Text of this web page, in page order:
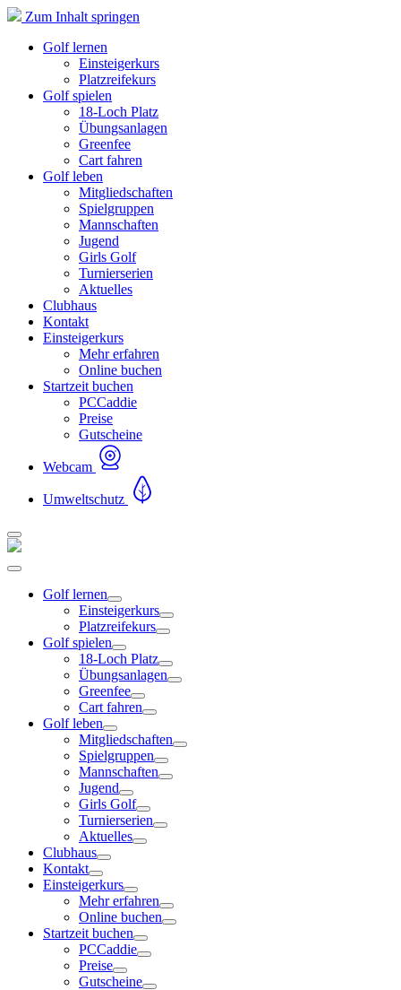
Zum Inhalt springen
Golf lernen
Einsteigerkurs
Platzreifekurs
Golf spielen
18-Loch Platz
Übungsanlagen
Greenfee
Cart fahren
Golf leben
Mitgliedschaften
Spielgruppen
Mannschaften
Jugend
Girls Golf
Turnierserien
Aktuelles
Clubhaus
Kontakt
Einsteigerkurs
Mehr erfahren
Online buchen
Startzeit buchen
PCCaddie
Preise
Gutscheine
Webcam
Umweltschutz
Golf lernen
Einsteigerkurs
Platzreifekurs
Golf spielen
18-Loch Platz
Übungsanlagen
Greenfee
Cart fahren
Golf leben
Mitgliedschaften
Spielgruppen
Mannschaften
Jugend
Girls Golf
Turnierserien
Aktuelles
Clubhaus
Kontakt
Einsteigerkurs
Mehr erfahren
Online buchen
Startzeit buchen
PCCaddie
Preise
Gutscheine